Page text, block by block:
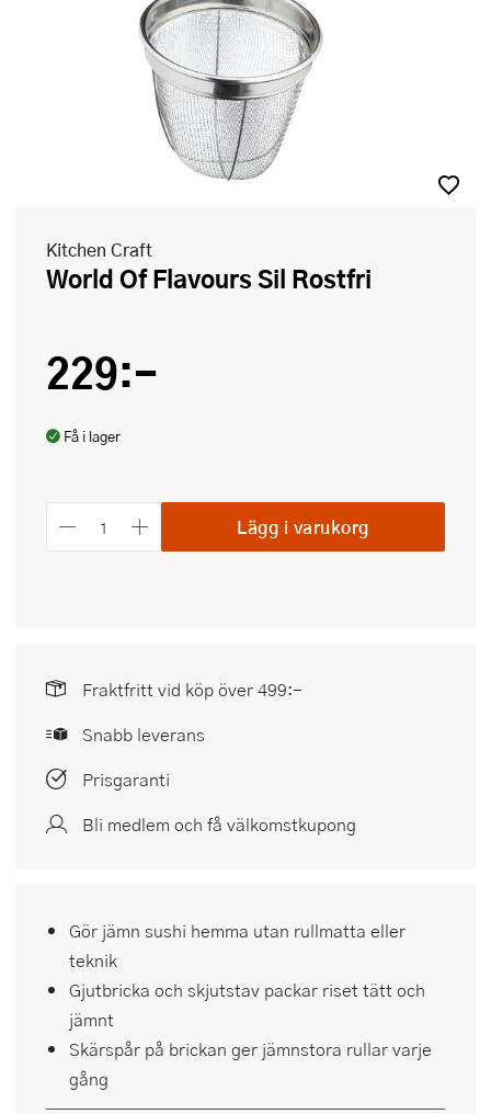
Kitchen Craft
World Of Flavours Sil Rostfri
229:-
Få i lager
Lägg i varukorg
Fraktfritt vid köp över 499:-
Snabb leverans
Prisgaranti
Bli medlem och få välkomstkupong
Gör jämn sushi hemma utan rullmatta eller
teknik
Gjutbricka och skjutstav packar riset tätt och
jämnt
Skärspår på brickan ger jämnstora rullar varje
gång